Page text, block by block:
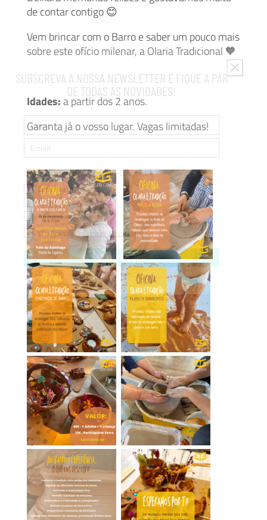
de contar contigo 😊
Vem brincar com o Barro e saber um pouco mais
sobre este ofício milenar, a Olaria Tradicional 🧡
Idades:a partir dos 2 anos.
Garanta já o vosso lugar. Vagas limitadas!
SUBSCREVA A NOSSA NEWSLETTER E FIQUE A PAR
DE TODAS AS NOVIDADES!
Escolha a informação que pretende receber:
Gera Educação
Formações
Atividades e Ateliers
Li e Aceito aPolítica de Privacidade
SUBSCREVER